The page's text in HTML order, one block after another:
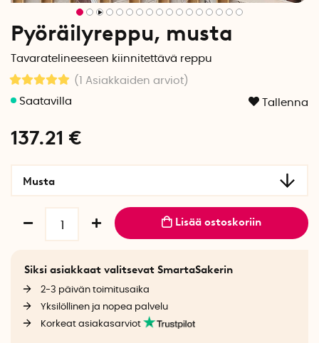
Pyöräilyreppu, musta
Tavaratelineeseen kiinnitettävä reppu
(1 Asiakkaiden arviot )
Tallenna
137.21 €
Musta
Lisää ostoskoriin
Siksi asiakkaat valitsevat SmartaSakerin
2-3 päivän toimitusaika
Yksilöllinen ja nopea palvelu
Korkeat asiakasarviot